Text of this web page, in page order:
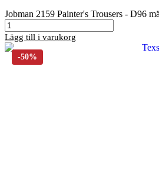
Jobman 2159 Painter's Trousers - D96
Lägg till i varukorg